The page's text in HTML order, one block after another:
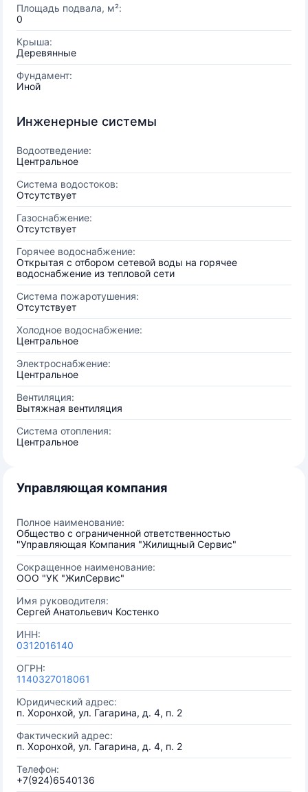
Площадь подвала, м²:
0
Крыша:
Деревянные
Фундамент:
Иной
Инженерные системы
Водоотведение:
Центральное
Система водостоков:
Отсутствует
Газоснабжение:
Отсутствует
Горячее водоснабжение:
Открытая с отбором сетевой воды на горячее
водоснабжение из тепловой сети
Система пожаротушения:
Отсутствует
Холодное водоснабжение:
Центральное
Электроснабжение:
Центральное
Вентиляция:
Вытяжная вентиляция
Система отопления:
Центральное
Управляющая компания
Полное наименование:
Общество с ограниченной ответственностью
"Управляющая Компания "Жилищный Сервис"
Сокращенное наименование:
ООО "УК "ЖилСервис"
Имя руководителя:
Сергей Анатольевич Костенко
ИНН:
0312016140
ОГРН:
1140327018061
Юридический адрес:
п. Хоронхой, ул. Гагарина, д. 4, п. 2
Фактический адрес:
п. Хоронхой, ул. Гагарина, д. 4, п. 2
Телефон:
+7(924)6540136